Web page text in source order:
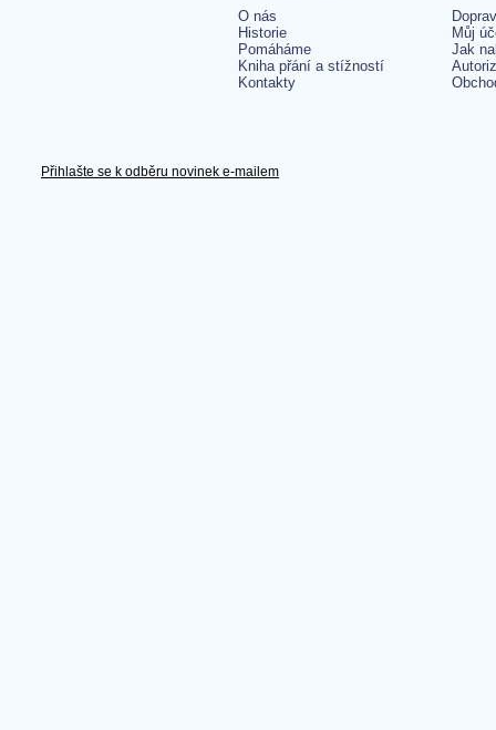
O nás
Historie
Pomáháme
Kniha přání a stížností
Kontakty
Můj
Jak
Přihlašte se k odběru novinek e-mailem